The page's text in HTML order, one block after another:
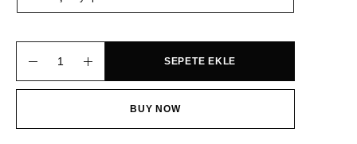
SEPETE EKLE
BUY NOW